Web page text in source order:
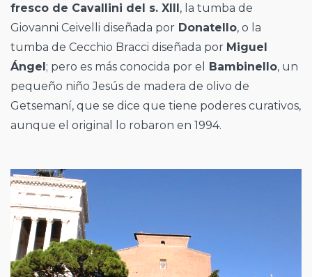
fresco de Cavallini del s. XIII, la tumba de
Giovanni Ceivelli diseñada por Donatello, o la
tumba de Cecchio Bracci diseñada por Miguel
Ángel; pero es más conocida por el Bambinello, un
pequeño niño Jesús de madera de olivo de
Getsemaní, que se dice que tiene poderes curativos,
aunque el original lo robaron en 1994.